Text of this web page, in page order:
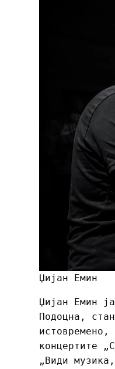
Џијан Емин
Џијан Емин
Подоцна,
концертите
„Види